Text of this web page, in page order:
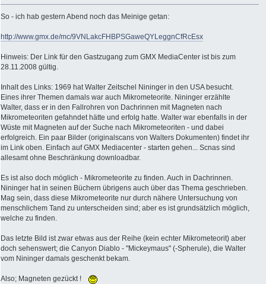
So - ich hab gestern Abend noch das Meinige getan:
http://www.gmx.de/mc/9VNLakcFHBPSGaweQYLeggnCfRcEsx
Hinweis: Der Link für den Gastzugang zum GMX MediaCenter ist bis zum
28.11.2008 gültig.
Inhalt des Links: 1969 hat Walter Zeitschel Nininger in den USA besucht.
Eines ihrer Themen damals war auch Mikrometeorite. Nininger erzählte
Walter, dass er in den Fallrohren von Dachrinnen mit Magneten nach
Mikrometeoriten gefahndet hätte und erfolg hatte. Walter war ebenfalls in der
Wüste mit Magneten auf der Suche nach Mikrometeoriten - und dabei
erfolgreich. Ein paar Bilder (originalscans von Walters Dokumenten) findet ihr
im Link oben. Einfach auf GMX Mediacenter - starten gehen... Scnas sind
allesamt ohne Beschränkung downloadbar.
Es ist also doch möglich - Mikrometeorite zu finden. Auch in Dachrinnen.
Nininger hat in seinen Büchern übrigens auch über das Thema geschrieben.
Mag sein, dass diese Mikrometeorite nur durch nähere Untersuchung von
menschlichem Tand zu unterscheiden sind; aber es ist grundsätzlich möglich,
welche zu finden.
Das letzte Bild ist zwar etwas aus der Reihe (kein echter Mikrometeorit) aber
doch sehenswert; die Canyon Diablo - "Mickeymaus" (-Spherule), die Walter
vom Nininger damals geschenkt bekam.
Also; Magneten gezückt !